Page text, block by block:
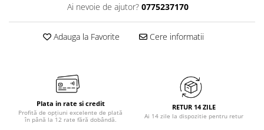
Ai nevoie de ajutor? 0775237170
Adauga la Favorite Cere informatii
Plata in rate si credit
Profită de opțiuni excelente de plată
în până la 12 rate fără dobândă.
RETUR 14 ZILE
Ai 14 zile la dispozitie pentru retur